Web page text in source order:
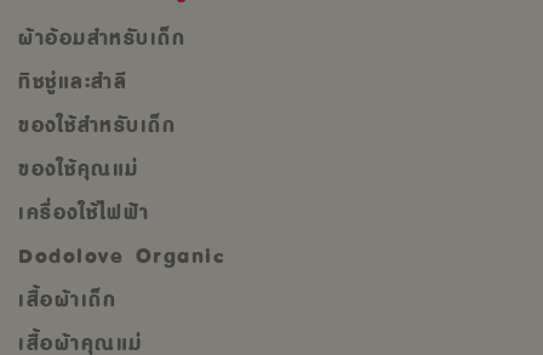
ผ้าอ้อมสำหรับเด็ก
ทิชชู่และสำลี
ของใช้สำหรับเด็ก
ของใช้คุณแม่
เครื่องใช้ไฟฟ้า
Dodolove Organic
เสื้อผ้าเด็ก
เสื้อผ้าคุณแม่